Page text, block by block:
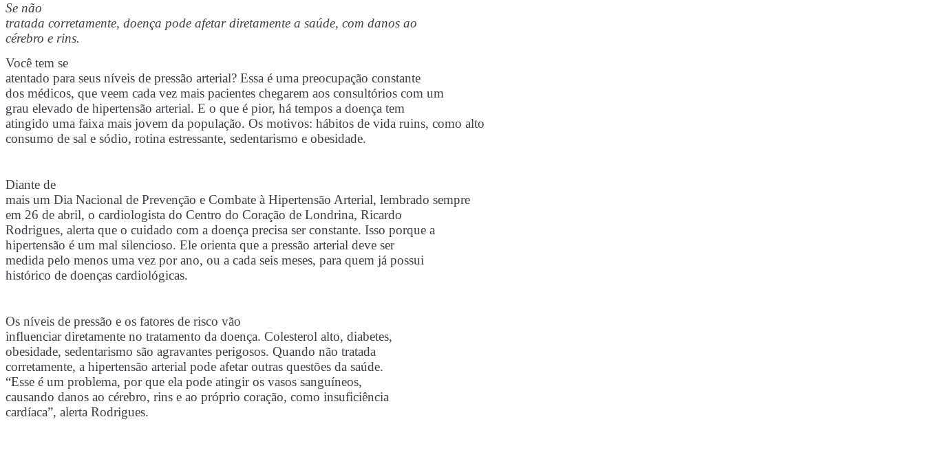
Se não
tratada corretamente, doença pode afetar diretamente a saúde, com danos ao
cérebro e rins.
Você tem se
atentado para seus níveis de pressão arterial? Essa é uma preocupação constante
dos médicos, que veem cada vez mais pacientes chegarem aos consultórios com um
grau elevado de hipertensão arterial. E o que é pior, há tempos a doença tem
atingido uma faixa mais jovem da população. Os motivos: hábitos de vida ruins, como alto
consumo de sal e sódio, rotina estressante, sedentarismo e obesidade.
Diante de
mais um Dia Nacional de Prevenção e Combate à Hipertensão Arterial, lembrado sempre
em 26 de abril, o cardiologista do Centro do Coração de Londrina, Ricardo
Rodrigues, alerta que o cuidado com a doença precisa ser constante. Isso porque a
hipertensão é um mal silencioso. Ele orienta que a pressão arterial deve ser
medida pelo menos uma vez por ano, ou a cada seis meses, para quem já possui
histórico de doenças cardiológicas.
Os níveis de pressão e os fatores de risco vão
influenciar diretamente no tratamento da doença. Colesterol alto, diabetes,
obesidade, sedentarismo são agravantes perigosos. Quando não tratada
corretamente, a hipertensão arterial pode afetar outras questões da saúde.
“Esse é um problema, por que ela pode atingir os vasos sanguíneos,
causando danos ao cérebro, rins e ao próprio coração, como insuficiência
cardíaca”, alerta Rodrigues.